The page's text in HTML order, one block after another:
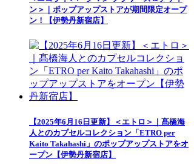
ン＞｜ポップアップストアが期間限定オープ
ン！【伊勢丹新宿店】
【2025年6月16日更新】＜エトロ＞｜髙橋海
人とのカプセルコレクション「ETRO per
Kaito Takahashi」のポップアップストアをオ
ープン【伊勢丹新宿店】